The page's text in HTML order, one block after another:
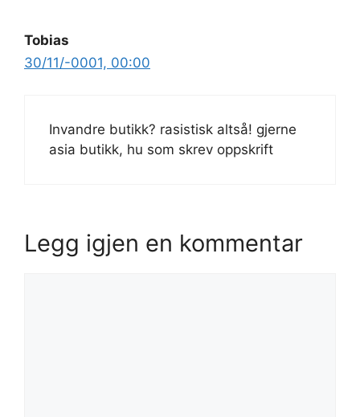
Tobias
30/11/-0001, 00:00
Invandre butikk? rasistisk altså! gjerne
asia butikk, hu som skrev oppskrift
Legg igjen en kommentar